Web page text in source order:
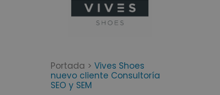
Portada >Vives Shoes
nuevo cliente Consultoría
SEO y SEM